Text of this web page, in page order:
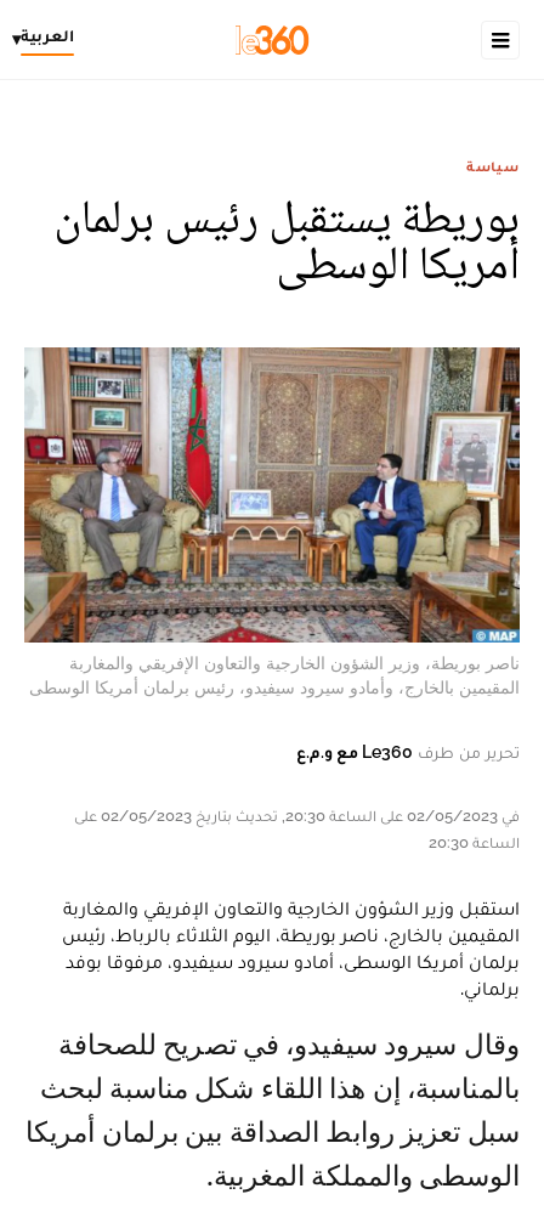
العربية▾
سياسة
بوريطة يستقبل رئيس برلمان
أمريكا الوسطى
ناصر بوريطة، وزير الشؤون الخارجية والتعاون الإفريقي والمغاربة
المقيمين بالخارج، وأمادو سيرود سيفيدو، رئيس برلمان أمريكا الوسطى
تحرير من طرف Le360 مع و.م.ع
في 02/05/2023 على الساعة 20:30, تحديث بتاريخ 02/05/2023 على
الساعة 20:30
استقبل وزير الشؤون الخارجية والتعاون الإفريقي والمغاربة
المقيمين بالخارج، ناصر بوريطة، اليوم الثلاثاء بالرباط، رئيس
برلمان أمريكا الوسطى، أمادو سيرود سيفيدو، مرفوقا بوفد
برلماني.
وقال سيرود سيفيدو، في تصريح للصحافة
بالمناسبة، إن هذا اللقاء شكل مناسبة لبحث
سبل تعزيز روابط الصداقة بين برلمان أمريكا
الوسطى والمملكة المغربية.